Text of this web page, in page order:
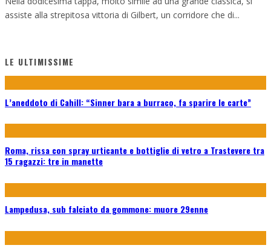
assiste alla strepitosa vittoria di Gilbert, un corridore che di...
LE ULTIMISSIME
L’aneddoto di Cahill: “Sinner bara a burraco, fa sparire le carte”
Roma, rissa con spray urticante e bottiglie di vetro a Trastevere tra
15 ragazzi: tre in manette
Lampedusa, sub falciato da gommone: muore 29enne